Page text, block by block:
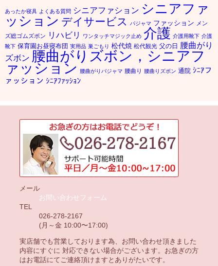
あったか寝具 よくある質問 シニアファション シニアファ
ッション デイサービス パジャマ ファッション メン
ズ総ゴムズボン
リハビリ ワンタッチマジック止め 介護 介護用靴下 介護
靴下 保育園お昼寝布団 実用品 巣ごもり 松代焼 松代観光 父の日 腰曲がり
ズボン 腰曲がりズボン，シニアフ
ァッション 腰曲がりパジャマ 腰曲り 腰曲りズボン 通院 ｼﾆｱフ
ァッション ｼﾆｱﾌｧｯｼｮﾝ
メール
お問い合わせフォーム
TEL
026-278-2167
(月～金 10:00〜17:00)
実店舗でも営業しております為、お問い合わせ頂きました
内容にすぐに 対応できない場合がございます。お急ぎの方
はお電話にてご連絡頂けますとありがたいです。